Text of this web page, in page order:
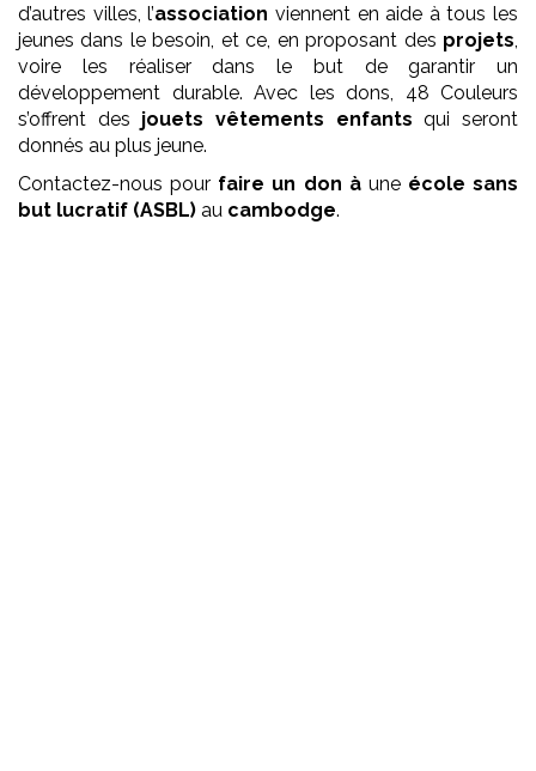
d’autres villes, l’association viennent en aide à tous les
jeunes dans le besoin, et ce, en proposant des projets
voire les réaliser dans le but de garantir un
développement durable. Avec les dons, 48 Couleurs
s’offrent des jouets vêtements enfants qui seront
donnés au plus jeune.
Contactez-nous pour faire un don àune école sans
but lucratif (ASBL) au cambodge.